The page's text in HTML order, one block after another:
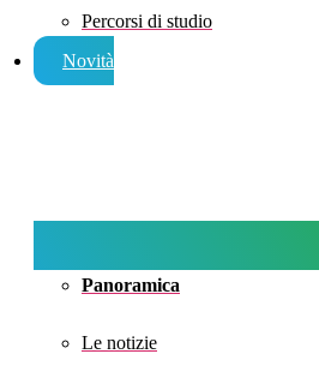
Percorsi di studio
Novità
Panoramica
Le notizie